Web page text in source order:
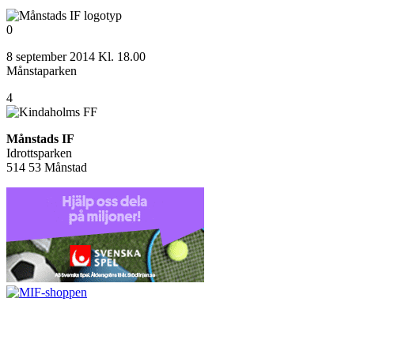
0
8 september 2014 Kl. 18.00
Månstaparken
4
Månstads IF
Idrottsparken
514 53 Månstad